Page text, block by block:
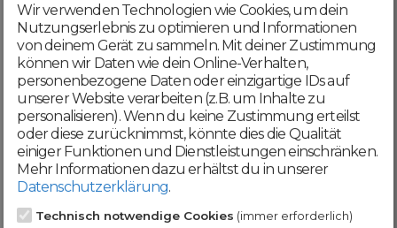
Mit deiner Registrierung bestätigst du,
dass du dieAGBund
Datenschutzerklärung akzeptierst
Weiter
Werde jetzt Teil der
Wir verwenden Technologien wie Cookies, um dein
Nutzungserlebnis zu optimieren und Informationen
von deinem Gerät zu sammeln. Mit deiner Zustimmung
können wir Daten wie dein Online-Verhalten,
personenbezogene Daten oder einzigartige IDs auf
unserer Website verarbeiten (z.B. um Inhalte zu
personalisieren). Wenn du keine Zustimmung erteilst
oder diese zurücknimmst, könnte dies die Qualität
einiger Funktionen und Dienstleistungen einschränken.
Mehr Informationen dazu erhältst du in unserer
Datenschutzerklärung.
Technisch notwendige Cookies (immer erforderlich)